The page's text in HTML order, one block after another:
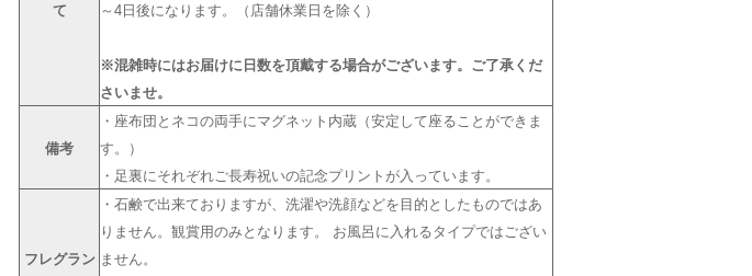
て
～4日後になります。（店舗休業日を除く）
※混雑時にはお届けに日数を頂戴する場合がございます。ご了承くだ
さいませ。
備考
・座布団とネコの両手にマグネット内蔵（安定して座ることができま
す。）
・足裏にそれぞれご長寿祝いの記念プリントが入っています。
フレグラン
・石鹸で出来ておりますが、洗濯や洗顔などを目的としたものではあ
りません。観賞用のみとなります。 お風呂に入れるタイプではござい
ません。